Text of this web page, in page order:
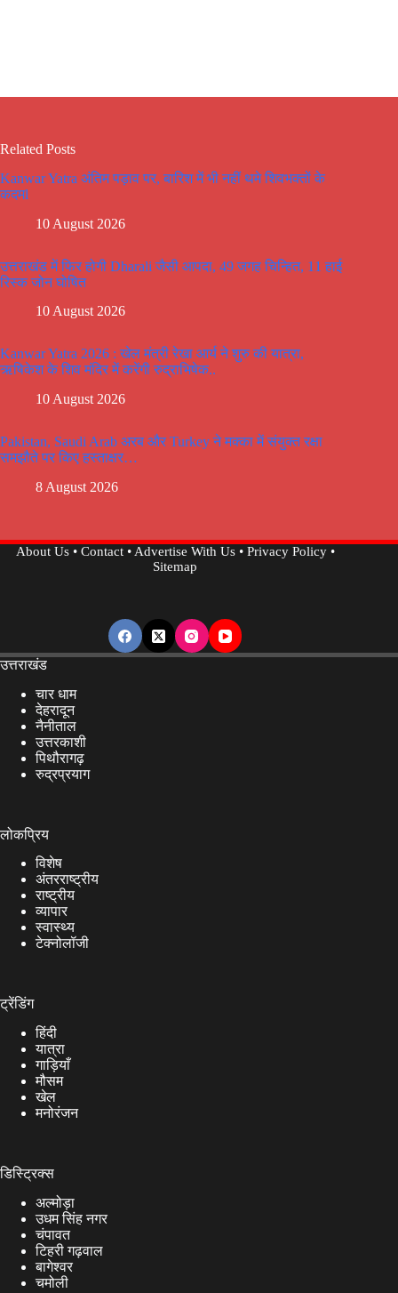
Related Posts
Kanwar Yatra अंतिम पड़ाव पर, बारिश में भी नहीं थमे शिवभक्तों के
कदमl
10 August 2026
उत्तराखंड में फिर होगी Dharali जैसी आपदा, 49 जगह चिन्हित, 11 हाई
रिस्क जोन घोषित
10 August 2026
Kanwar Yatra 2026 : खेल मंत्री रेखा आर्य ने शुरु की यात्रा,
ऋषिकेश के शिव मंदिर में करेंगी रुद्राभिषेक..
10 August 2026
Pakistan, Saudi Arab अरब और Turkey ने मक्का में संयुक्त रक्षा
समझौते पर किए हस्ताक्षर…
8 August 2026
About Us• Contact•Advertise With Us• Privacy Policy•
Sitemap
उत्तराखंड
चार धाम
देहरादून
नैनीताल
उत्तरकाशी
पिथौरागढ़
रुद्रप्रयाग
लोकप्रिय
विशेष
अंतरराष्ट्रीय
राष्ट्रीय
व्यापार
स्वास्थ्य
टेक्नोलॉजी
ट्रेंडिंग
हिंदी
यात्रा
गाड़ियाँ
मौसम
खेल
मनोरंजन
डिस्ट्रिक्स
अल्मोड़ा
उधम सिंह नगर
चंपावत
टिहरी गढ़वाल
बागेश्वर
चमोली